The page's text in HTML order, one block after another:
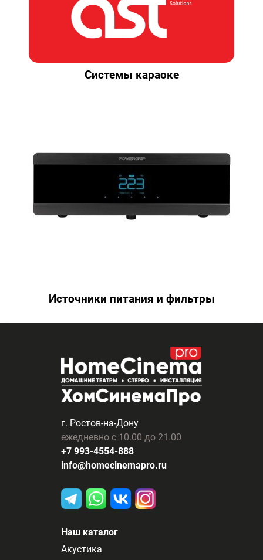
Системы караоке
Источники питания и фильтры
г. Ростов-на-Дону
ежедневно с 10.00 до 21.00
+7 993-4554-888
info@homecinemapro.ru
Наш каталог
Акустика